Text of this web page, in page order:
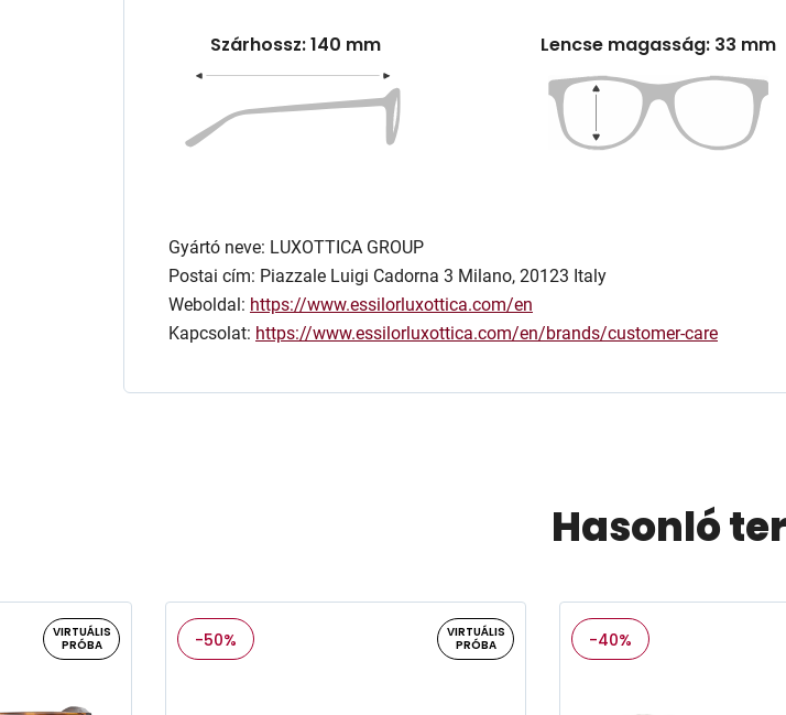
Szárhossz: 140 mm Lencse magasság: 33 mm
Gyártó neve: LUXOTTICA GROUP
Postai cím: Piazzale Luigi Cadorna 3 Milano, 20123 Italy
Weboldal: https://www.essilorluxottica.com/en
Kapcsolat: https://www.essilorluxottica.com/en/brands/customer-care
Hasonló
VIRTUÁLIS
PRÓBA
-50%
VIRTUÁLIS
PRÓBA
-40%